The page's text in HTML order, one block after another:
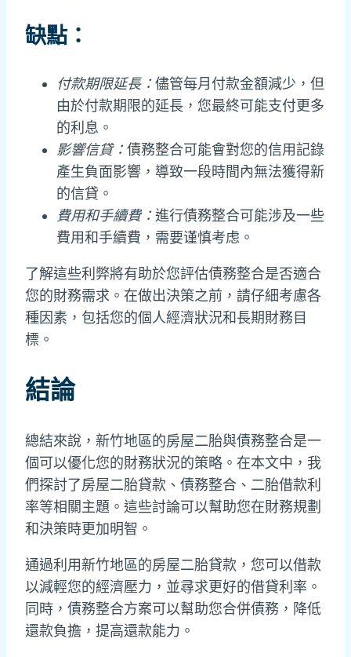
缺點：
付款期限延長： 儘管每月付款金額減少，但
由於付款期限的延長，您最終可能支付更多
的利息。
影響信貸： 債務整合可能會對您的信用記錄
產生負面影響，導致一段時間內無法獲得新
的信貸。
費用和手續費： 進行債務整合可能涉及一些
費用和手續費，需要谨慎考虑。
了解這些利弊將有助於您評估債務整合是否適合
您的財務需求。在做出決策之前，請仔細考慮各
種因素，包括您的個人經濟狀況和長期財務目
標。
結論
總結來說，新竹地區的房屋二胎與債務整合是一
個可以優化您的財務狀況的策略。在本文中，我
們探討了房屋二胎貸款、債務整合、二胎借款利
率等相關主題。這些討論可以幫助您在財務規劃
和決策時更加明智。
通過利用新竹地區的房屋二胎貸款，您可以借款
以減輕您的經濟壓力，並尋求更好的借貸利率。
同時，債務整合方案可以幫助您合併債務，降低
還款負擔，提高還款能力。